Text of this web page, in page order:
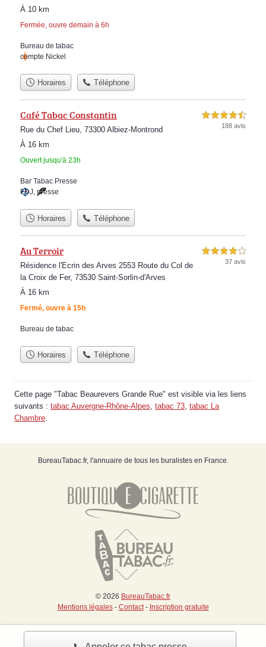
À 10 km
Fermée, ouvre demain à 6h
Bureau de tabac
compte Nickel
Horaires Téléphone
Café Tabac Constantin
Rue du Chef Lieu, 73300 Albiez-Montrond
À 16 km
Ouvert jusqu'à 23h
4,5 étoiles sur 5
188 avis
Bar Tabac Presse
FDJ, presse
Horaires Téléphone
Au Terroir
Résidence l'Ecrin des Arves 2553 Route du Col de
la Croix de Fer, 73530 Saint-Sorlin-d'Arves
À 16 km
Fermé, ouvre à 15h
4,0 étoiles sur 5
37 avis
Bureau de tabac
Horaires Téléphone
Cette page "Tabac Beaurevers Grande Rue" est visible via les liens
suivants : tabac Auvergne-Rhône-Alpes, tabac 73, tabac La
Chambre.
BureauTabac.fr, l'annuaire de tous les buralistes en France.
© 2026 BureauTabac.fr
Mentions légales- Contact- Inscription gratuite